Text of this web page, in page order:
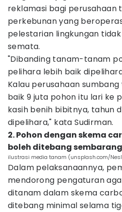
reklamasi bagi perusahaan
perkebunan yang
pelestarian lingkungan
semata.
"Dibanding tanam-tanam
pelihara lebih baik
Kalau perusahaan
baik 9 juta pohon itu lari ke
kasih benih bibitnya, tahun
dipelihara," kata Sudirman.
2. Pohon dengan skema
boleh ditebang
ilustrasi media tanam (unsplash.com/
Dalam pelaksanaannya,
mendorong pengaturan
ditanam dalam skema
ditebang minimal selama